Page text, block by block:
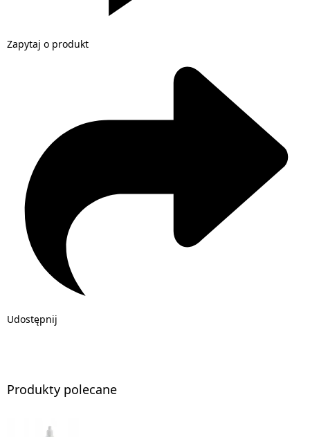
Zapytaj o produkt
Udostępnij
Produkty polecane